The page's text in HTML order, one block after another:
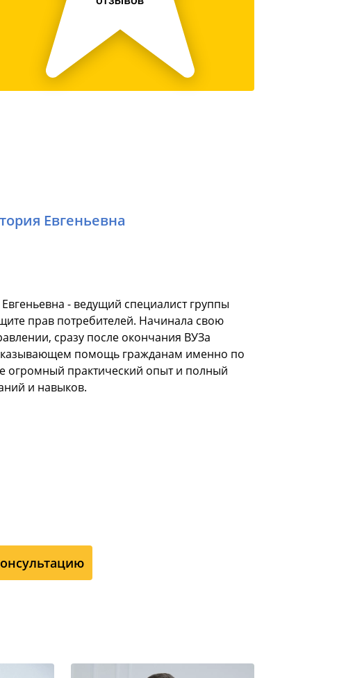
Евгеньевна
- ведущий специалист группы
прав потребителей. Начинала свою
сразу после окончания ВУЗа
помощь гражданам именно по
огромный практический опыт и полный
и навыков.